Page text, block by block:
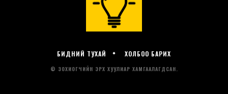
БИДНИЙ ТУХАЙ ХОЛБОО БАРИХ
© ЗОХИОГЧИЙН ЭРХ ХУУЛИАР ХАМГААЛАГДСАН.